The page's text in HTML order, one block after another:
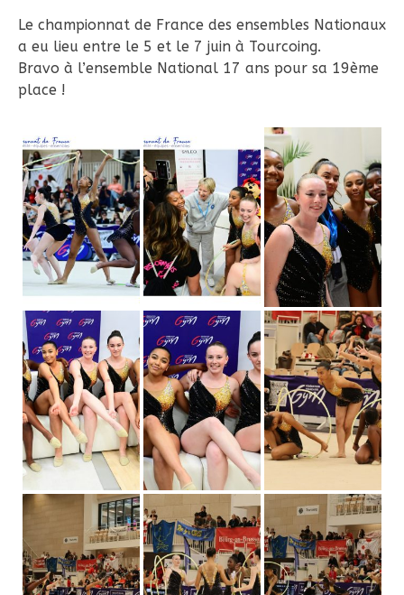
Le championnat de France des ensembles Nationaux
a eu lieu entre le 5 et le 7 juin à Tourcoing.
Bravo à l’ensemble National 17 ans pour sa 19ème
place !